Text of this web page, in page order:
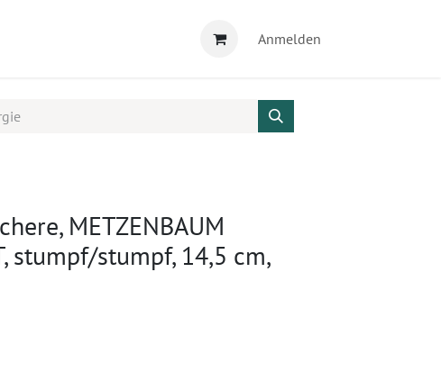
Anmelden
METZENBAUM
stumpf/stumpf, 14,5 cm,